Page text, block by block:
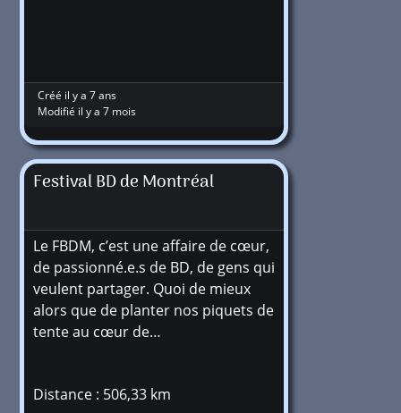
Créé il y a 7 ans
Modifié il y a 7 mois
Festival BD de Montréal
Le FBDM, c’est une affaire de cœur,
de passionné.e.s de BD, de gens qui
veulent partager. Quoi de mieux
alors que de planter nos piquets de
tente au cœur de…
Distance : 506,33 km